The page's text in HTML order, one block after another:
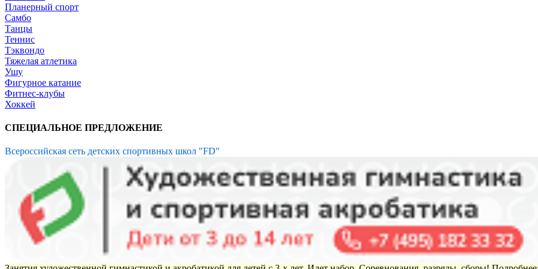
Планерный спорт
Самбо
Танцы
Теннис
Тэквондо
Тяжелая атлетика
Ушу
Фигурное катание
Фитнес-клубы
Хоккей
СПЕЦИАЛЬНОЕ ПРЕДЛОЖЕНИЕ
Всероссийская сеть детских спортивных школ "FD"